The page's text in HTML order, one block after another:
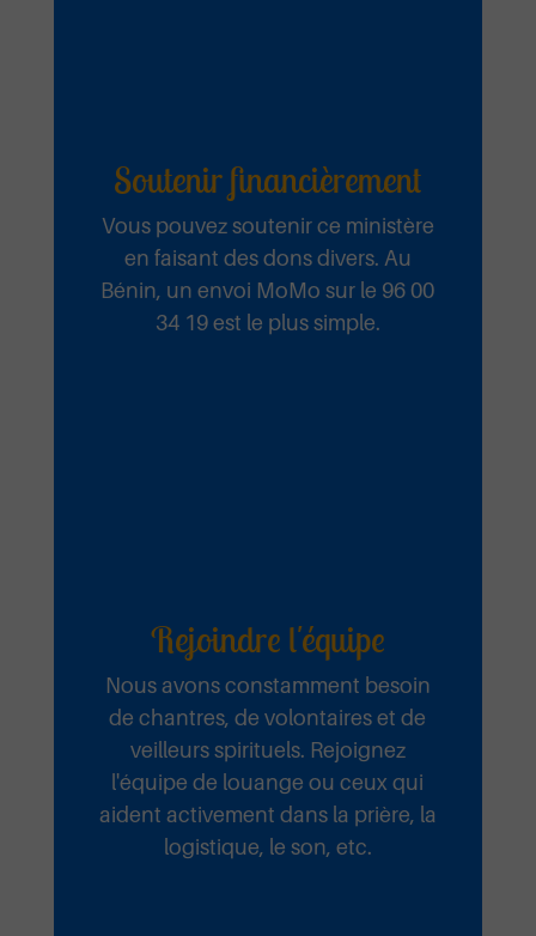
Soutenir financièrement
Vous pouvez soutenir ce ministère
en faisant des dons divers. Au
Bénin, un envoi MoMo sur le 96 00
34 19 est le plus simple.
Rejoindre l'équipe
Nous avons constamment besoin
de chantres, de volontaires et de
veilleurs spirituels. Rejoignez
l'équipe de louange ou ceux qui
aident activement dans la prière, la
logistique, le son, etc.